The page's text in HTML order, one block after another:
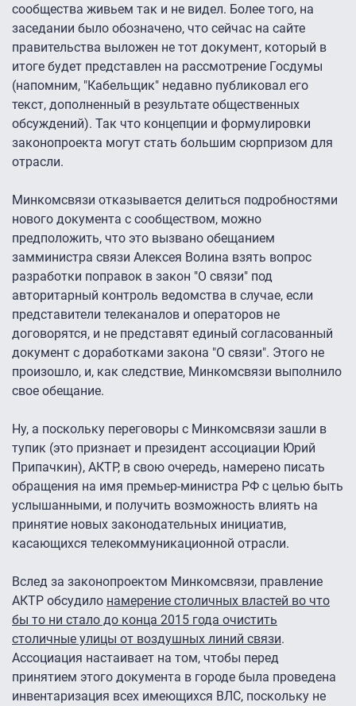
сообщества живьем так и не видел. Более того, на
заседании было обозначено, что сейчас на сайте
правительства выложен не тот документ, который в
итоге будет представлен на рассмотрение Госдумы
(напомним, "Кабельщик" недавно публиковал его
текст, дополненный в результате общественных
обсуждений). Так что концепции и формулировки
законопроекта могут стать большим сюрпризом для
отрасли.
Минкомсвязи отказывается делиться подробностями
нового документа с сообществом, можно
предположить, что это вызвано обещанием
замминистра связи Алексея Волина взять вопрос
разработки поправок в закон "О связи" под
авторитарный контроль ведомства в случае, если
представители телеканалов и операторов не
договорятся, и не представят единый согласованный
документ с доработками закона "О связи". Этого не
произошло, и, как следствие, Минкомсвязи выполнило
свое обещание.
Ну, а поскольку переговоры с Минкомсвязи зашли в
тупик (это признает и президент ассоциации Юрий
Припачкин), АКТР, в свою очередь, намерено писать
обращения на имя премьер-министра РФ с целью быть
услышанными, и получить возможность влиять на
принятие новых законодательных инициатив,
касающихся телекоммуникационной отрасли.
Вслед за законопроектом Минкомсвязи, правление
АКТР обсудило намерение столичных властей во что
бы то ни стало до конца 2015 года очистить
столичные улицы от воздушных линий связи.
Ассоциация настаивает на том, чтобы перед
принятием этого документа в городе была проведена
инвентаризация всех имеющихся ВЛС, поскольку не